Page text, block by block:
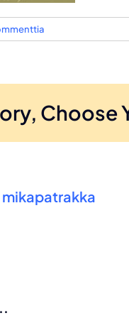
Choose
mikapatrakka